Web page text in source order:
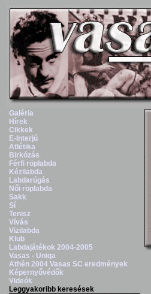
Galéria
Hírek
Cikkek
E-Interjú
Atlétika
Birkózás
Férfi röplabda
Kézilabda
Labdarúgás
Női röplabda
Sakk
Sí
Tenisz
Vívás
Vizilabda
Klub
Labdajátékok 2004-2005
Vasas - Uniqa
Athén 2004 Vasas SC eredmények
Képernyővédők
Videók
Leggyakoribb keresések